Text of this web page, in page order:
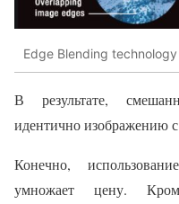
Edge Blending
В результате,
идентично изображению
Конечно,
умножает цену.